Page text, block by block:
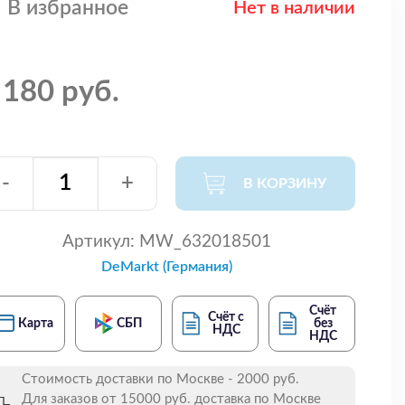
В избранное Нет в наличии
руб.
- + В КОРЗИНУ
Артикул: MW_632018501
DeMarkt (Германия)
Карта СБП
Счёт с
НДС
Счёт
без
НДС
Стоимость доставки по Москве - 2000 руб.
Для заказов от 15000 руб. доставка по Москве